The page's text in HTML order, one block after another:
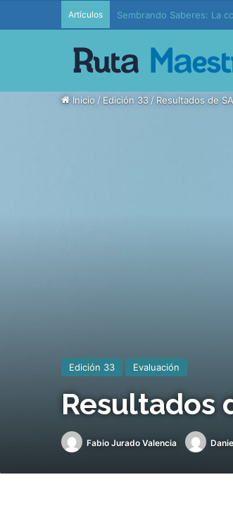
Artículos Edición 37 –
Inicio /Edición 33 /Resultados de
Edición 33 Evaluación
Resultados
Fabio Jurado Valencia